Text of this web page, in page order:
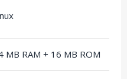
MB RAM + 16 MB ROM